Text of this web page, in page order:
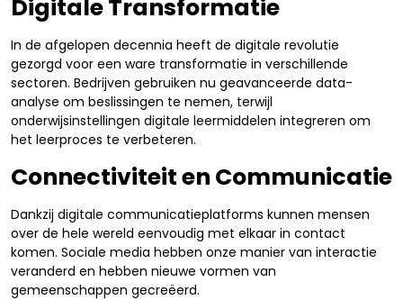
Digitale Transformatie
In de afgelopen decennia heeft de digitale revolutie
gezorgd voor een ware transformatie in verschillende
sectoren. Bedrijven gebruiken nu geavanceerde data-
analyse om beslissingen te nemen, terwijl
onderwijsinstellingen digitale leermiddelen integreren om
het leerproces te verbeteren.
Connectiviteit en Communicatie
Dankzij digitale communicatieplatforms kunnen mensen
over de hele wereld eenvoudig met elkaar in contact
komen. Sociale media hebben onze manier van interactie
veranderd en hebben nieuwe vormen van
gemeenschappen gecreëerd.